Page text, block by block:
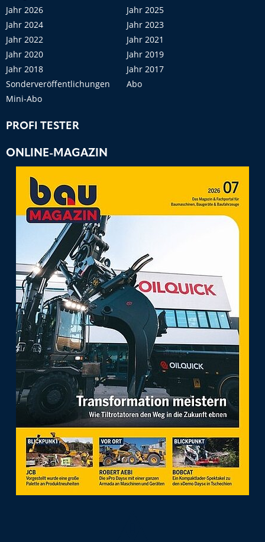
Jahr 2026
Jahr 2025
Jahr 2024
Jahr 2023
Jahr 2022
Jahr 2021
Jahr 2020
Jahr 2019
Jahr 2018
Jahr 2017
Sonderveröffentlichungen
Abo
Mini-Abo
PROFI TESTER
ONLINE-MAGAZIN